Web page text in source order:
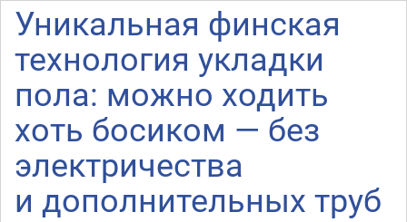
Уникальная финская
технология укладки
пола: можно ходить
хоть босиком — без
электричества
и дополнительных труб